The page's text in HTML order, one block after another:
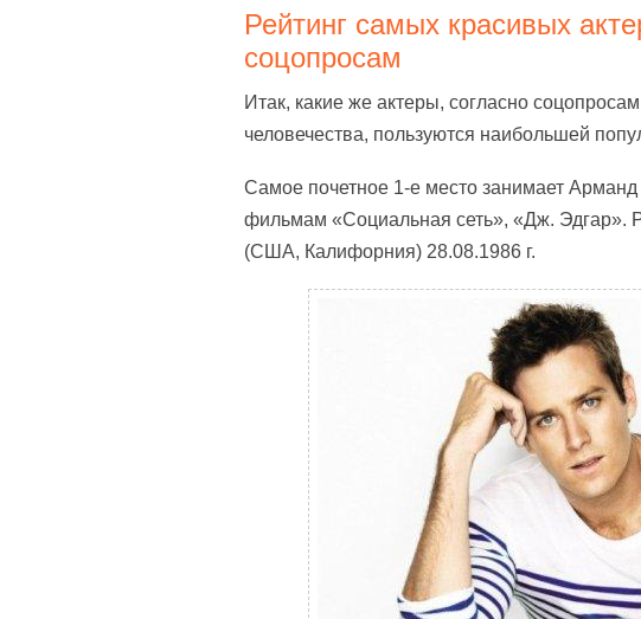
Рейтинг самых красивых
соцопросам
Итак, какие же актеры, согласно
человечества, пользуются наибольшей
Самое почетное 1-е место занимает
фильмам «Социальная сеть», «Дж. Эдгар».
(США, Калифорния) 28.08.1986 г.